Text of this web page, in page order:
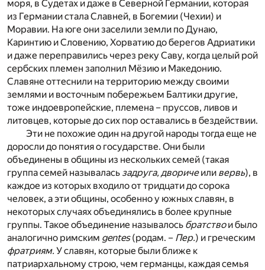
моря, в Судетах и даже в Северной Германии, которая
из Германии стала Славней, в Богемии (Чехии) и
Моравии. На юге они заселили земли по Дунаю,
Каринтию и Словению, Хорватию до берегов Адриатики
и даже переправились через реку Саву, когда целый рой
сербских племен заполнил Мёзию и Македонию.
Славяне оттеснили на территорию между своими
землями и восточным побережьем Балтики другие,
тоже индоевропейские, племена – пруссов, ливов и
литовцев, которые до сих пор оставались в бездействии.
Эти не похожие один на другой народы тогда еще не
доросли до понятия о государстве. Они были
объединены в общины из нескольких семей (такая
группа семей называлась задруга, дворичеили вервь), в
каждое из которых входило от тридцати до сорока
человек, а эти общины, особенно у южных славян, в
некоторых случаях объединялись в более крупные
группы. Такое объединение называлось братствои было
аналогично римским gentes(родам. – Пер.) и греческим
фратриям. У славян, которые были ближе к
патриархальному строю, чем германцы, каждая семья